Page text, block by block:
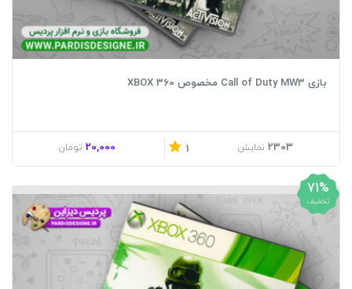
بازی Call of Duty MW3 مخصوص XBOX 360
2303 نمایش 1
20,000 تومان
71%
تخفیف